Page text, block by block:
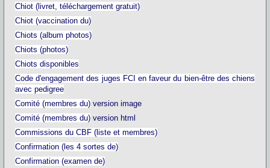
Chiot (livret, téléchargement gratuit)
Chiot (vaccination du)
Chiots (album photos)
Chiots (photos)
Chiots disponibles
Code d'engagement des juges FCI en faveur du bien-être des chiens
avec pedigree
Comité (membres du) version image
Comité (membres du) version html
Commissions du CBF (liste et membres)
Confirmation (les 4 sortes de)
Confirmation (examen de)